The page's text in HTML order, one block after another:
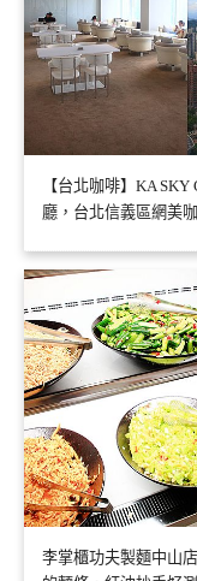
【台北咖啡】KA
廳，台北信義區網美
李掌櫃功夫製麵中山